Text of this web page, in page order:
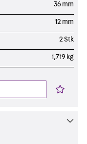
36 mm
12 mm
2 Stk
1,719 kg